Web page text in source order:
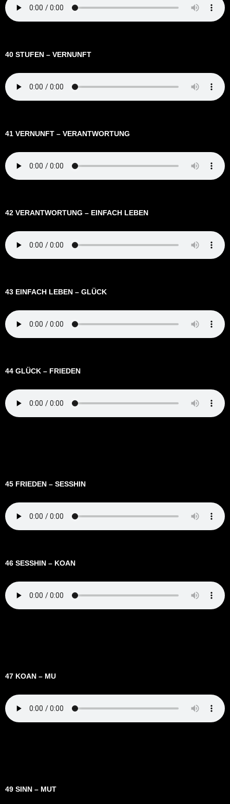
40 STUFEN – VERNUNFT
41 VERNUNFT – VERANTWORTUNG
42 VERANTWORTUNG – EINFACH LEBEN
43 EINFACH LEBEN – GLÜCK
44 GLÜCK – FRIEDEN
45 FRIEDEN – SESSHIN
46 SESSHIN – KOAN
47 KOAN – MU
49 SINN – MUT